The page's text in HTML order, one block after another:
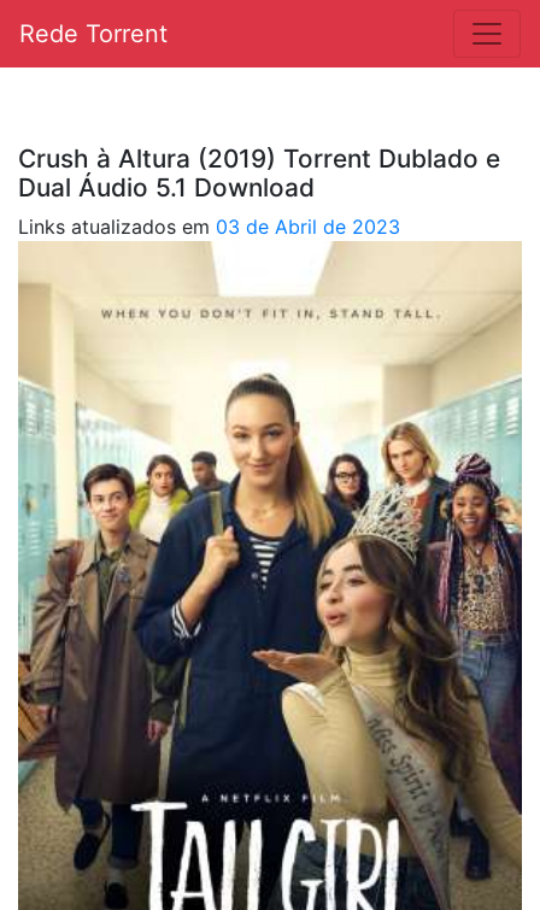
Rede Torrent
Crush à Altura (2019) Torrent Dublado e
Dual Áudio 5.1 Download
Links atualizados em 03 de Abril de 2023